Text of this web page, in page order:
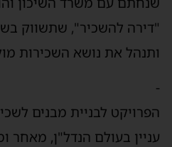
"דירה להשכיר", שתשווק
ותנהל את נושא השכירות
-
הפרויקט לבניית מבנים
עניין בעולם הנדל"ן, מאחר